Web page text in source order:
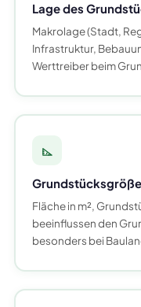
Lage des
Makrolage (Stadt,
Infrastruktur,
Werttreiber beim
Fläche in m²,
beeinflussen den
besonders bei